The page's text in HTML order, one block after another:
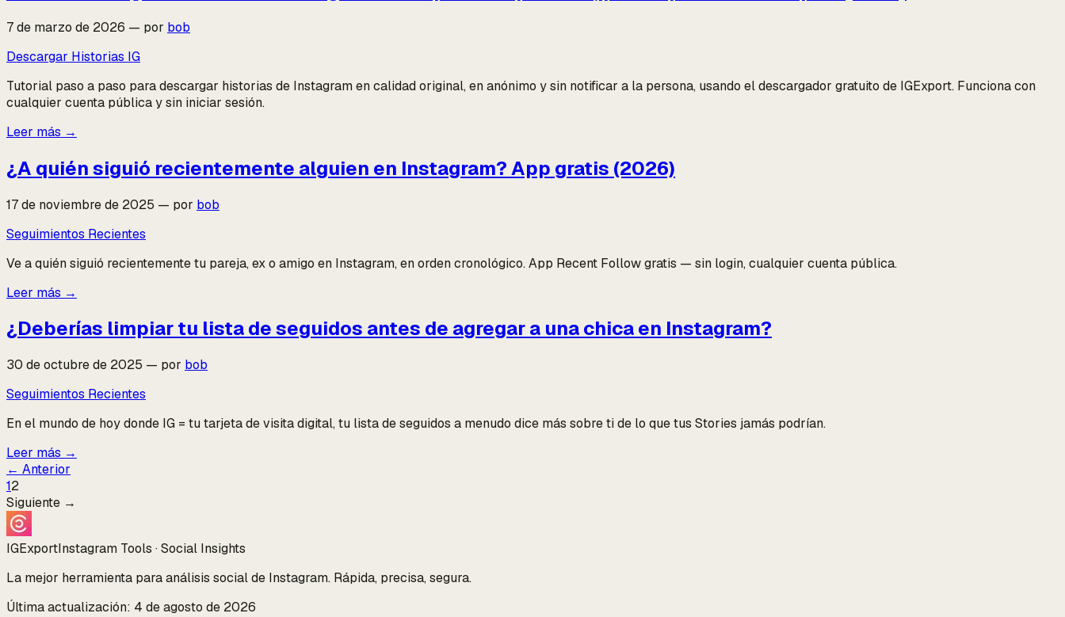
7 de marzo de 2026 — por bob
Descargar Historias IG
Tutorial paso a paso para descargar historias de Instagram en calidad original, en anónimo y sin notificar a la persona, usando el descargador gratuito de IGExport. Funciona con
cualquier cuenta pública y sin iniciar sesión.
Leer más →
¿A quién siguió recientemente alguien en Instagram? App gratis (2026)
17 de noviembre de 2025 — por bob
Seguimientos Recientes
Ve a quién siguió recientemente tu pareja, ex o amigo en Instagram, en orden cronológico. App Recent Follow gratis — sin login, cualquier cuenta pública.
Leer más →
¿Deberías limpiar tu lista de seguidos antes de agregar a una chica en Instagram?
30 de octubre de 2025 — por bob
Seguimientos Recientes
En el mundo de hoy donde IG = tu tarjeta de visita digital, tu lista de seguidos a menudo dice más sobre ti de lo que tus Stories jamás podrían.
Leer más →
← Anterior
12
Siguiente →
IGExportInstagram Tools · Social Insights
La mejor herramienta para análisis social de Instagram. Rápida, precisa, segura.
Última actualización: 4 de agosto de 2026